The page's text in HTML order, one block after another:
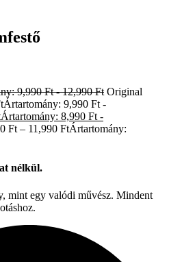
9,990 Ft - 12,990 Ft Original
9,990 Ft -
Ártartomány: 8,990 Ft -
Ft – 11,990 FtÁrtartomány:
nélkül.
mint egy valódi művész. Mindent